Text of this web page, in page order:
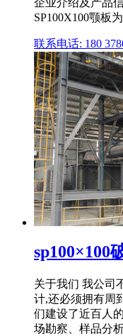
SP100X100颚板
联系电话: 180
sp100×100
关于我们 我公司
计,还必须拥有周
们建设了近百人
场勘察、样品分